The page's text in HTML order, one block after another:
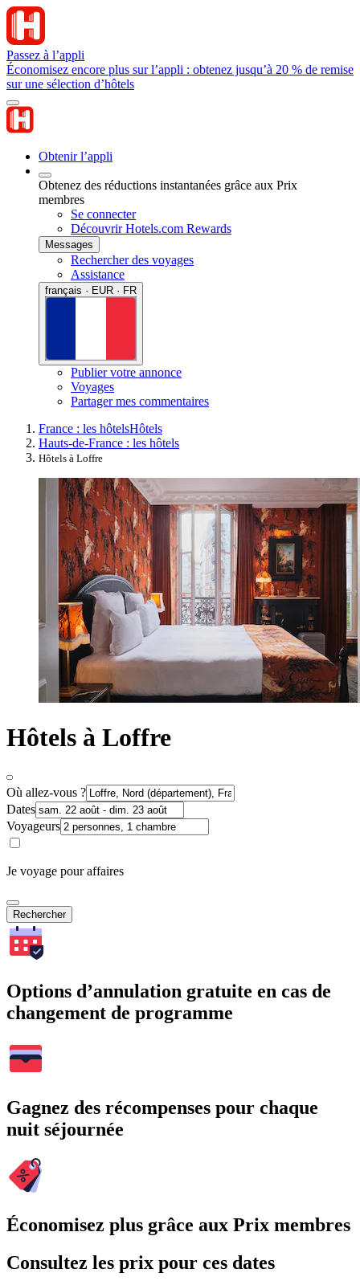
Passez à l’appli
Économisez encore plus sur l’appli : obtenez jusqu’à 20 % de remise
sur une sélection d’hôtels
Obtenir l’appli
Obtenez des réductions instantanées grâce aux Prix
membres
Se connecter
Découvrir Hotels.com Rewards
Messages
Rechercher des voyages
Assistance
français · EUR · FR
Publier votre annonce
Voyages
Partager mes commentaires
France : les hôtelsHôtels
Hauts-de-France : les hôtels
Hôtels à Loffre
Hôtels à Loffre
Où allez-vous ?
Dates
Voyageurs
Je voyage pour affaires
Rechercher
Options d’annulation gratuite en cas de
changement de programme
Gagnez des récompenses pour chaque
nuit séjournée
Économisez plus grâce aux Prix membres
Consultez les prix pour ces dates